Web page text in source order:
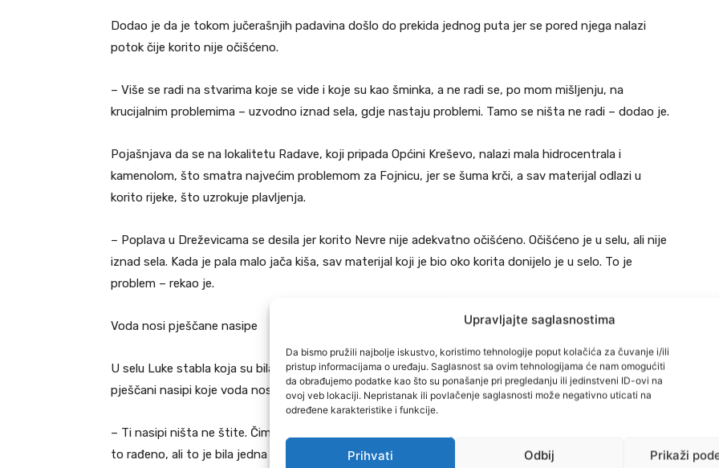
Upravljajte saglasnostima
Da bismo pružili najbolje iskustvo, koristimo tehnologije poput kolačića za čuvanje i/ili
pristup informacijama o uređaju. Saglasnost sa ovim tehnologijama će nam omogućiti
da obrađujemo podatke kao što su ponašanje pri pregledanju ili jedinstveni ID-ovi na
ovoj veb lokaciji. Nepristanak ili povlačenje saglasnosti može negativno uticati na
određene karakteristike i funkcije.
Prihvati Odbij Prikaži
Dodao je da je tokom jučerašnjih padavina došlo do prekida jednog puta jer se pored njega nalazi
potok čije korito nije očišćeno.
– Više se radi na stvarima koje se vide i koje su kao šminka, a ne radi se, po mom mišljenju, na
krucijalnim problemima – uzvodno iznad sela, gdje nastaju problemi. Tamo se ništa ne radi – dodao je.
Pojašnjava da se na lokalitetu Radave, koji pripada Općini Kreševo, nalazi mala hidrocentrala i
kamenolom, što smatra najvećim problemom za Fojnicu, jer se šuma krči, a sav materijal odlazi u
korito rijeke, što uzrokuje plavljenja.
– Poplava u Dreževicama se desila jer korito Nevre nije adekvatno očišćeno. Očišćeno je u selu, ali nije
iznad sela. Kada je pala malo jača kiša, sav materijal koji je bio oko korita donijelo je u selo. To je
problem – rekao je.
Voda nosi pješčane nasipe
U selu Luke stabla koja su bila uz korito rijeke su posječena, a korijenje je povađeno, te su napravljeni
pješčani nasipi koje voda nosi.
– Ti nasipi ništa ne štite. Čim dođe veća voda – sve ode. Ne znam ko je to naložio, ne znam kako je
to rađeno, ali to je bila jedna velika glupost, koju ne znam kako sada riješiti. Sredstava je bilo jako